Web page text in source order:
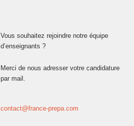
Vous souhaitez rejoindre notre équipe
d’enseignants ?
Merci de nous adresser votre candidature
par mail.
contact@france-prepa.com